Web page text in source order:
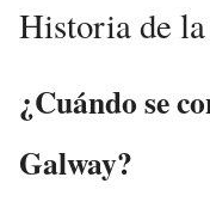
Historia de
¿Cuándo se
Galway?